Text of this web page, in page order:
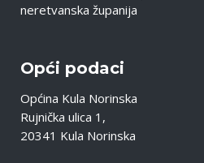
neretvanska županija
Opći podaci
Općina Kula Norinska
Rujnička ulica 1,
20341 Kula Norinska